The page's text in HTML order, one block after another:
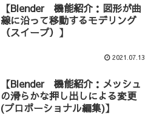
【Blender 機能紹介：図形が曲
線に沿って移動するモデリング
（スイープ）】
2021.07.13
【Blender 機能紹介：メッシュ
の滑らかな押し出しによる変更
(プロポーショナル編集)】